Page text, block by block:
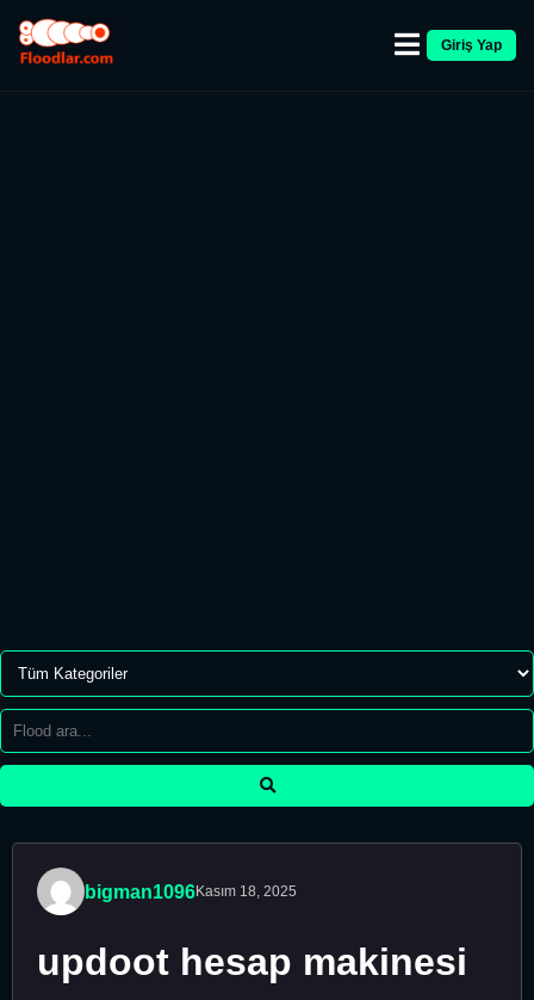
Giriş Yap
bigman1096Kasım 18, 2025
updoot hesap makinesi